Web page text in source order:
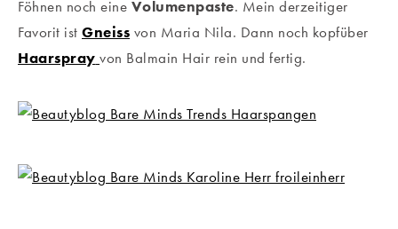
Föhnen noch eine Volumenpaste. Mein derzeitiger
Favorit ist Gneiss von Maria Nila. Dann noch kopfüber
Haarspray von Balmain Hair rein und fertig.